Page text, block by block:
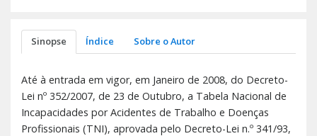
Sinopse Índice Sobre o Autor
Até à entrada em vigor, em Janeiro de 2008, do Decreto-
Lei nº 352/2007, de 23 de Outubro, a Tabela Nacional de
Incapacidades por Acidentes de Trabalho e Doenças
Profissionais (TNI), aprovada pelo Decreto-Lei n.º 341/93,